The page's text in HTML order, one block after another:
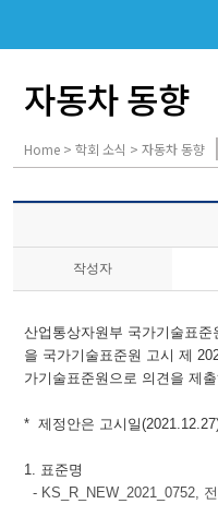
자동차 동향
Home > 학회 소식 > 자동차 동향
작성자
산업통상자원부 국가기술표준
을 국가기술표준원 고시 제
가기술표준원으로 의견을 제
* 제정안은 고시일
1. 표준명
- KS_R_NEW_2021_0752,